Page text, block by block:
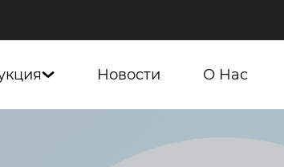
 Новости О Нас